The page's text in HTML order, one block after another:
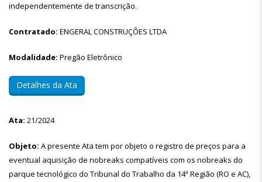
independentemente de transcrição.
Contratado: ENGERAL CONSTRUÇÕES LTDA
Modalidade: Pregão Eletrônico
Detalhes da Ata
Ata: 21/2024
Objeto: A presente Ata tem por objeto o registro de preços para a
eventual aquisição de nobreaks compatíveis com os nobreaks do
parque tecnológico do Tribunal do Trabalho da 14ª Região (RO e AC),